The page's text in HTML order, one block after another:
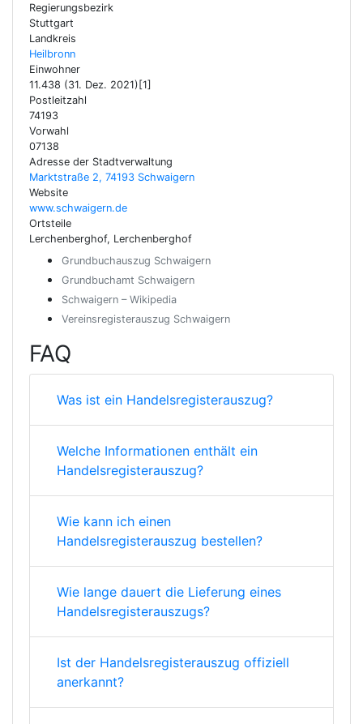
Regierungsbezirk
Stuttgart
Landkreis
Heilbronn
Einwohner
11.438 (31. Dez. 2021)[1]
Postleitzahl
74193
Vorwahl
07138
Adresse der Stadtverwaltung
Marktstraße 2, 74193 Schwaigern
Website
www.schwaigern.de
Ortsteile
Lerchenberghof, Lerchenberghof
Grundbuchauszug Schwaigern
Grundbuchamt Schwaigern
Schwaigern – Wikipedia
Vereinsregisterauszug Schwaigern
FAQ
Was ist ein Handelsregisterauszug?
Welche Informationen enthält ein
Handelsregisterauszug?
Wie kann ich einen
Handelsregisterauszug bestellen?
Wie lange dauert die Lieferung eines
Handelsregisterauszugs?
Ist der Handelsregisterauszug offiziell
anerkannt?